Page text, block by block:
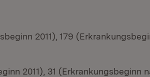
2011), 179
2011), 31 (Erkrankungsbeginn